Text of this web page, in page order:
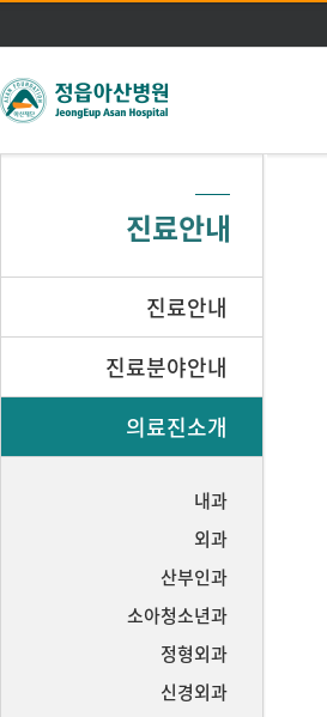
주메뉴 바로가기
본문 바로가기
진료안내
진료안내
진료분야안내
의료진소개
내과
외과
산부인과
소아청소년과
정형외과
신경외과